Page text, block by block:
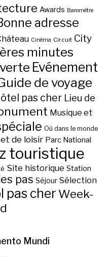
Awards Baromètre
adresse
Cinéma Circuit City
minutes
Evénement
de voyage
pas cher Lieu de
Musique et
Où dans le monde
de loisir Parc National
touristique
Site historique Station
pas Séjour Sélection
pas cher Week-
Mundi